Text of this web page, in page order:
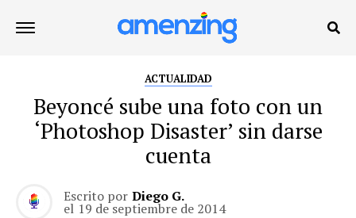
ACTUALIDAD
Beyoncé sube una foto con un
‘Photoshop Disaster’ sin darse
cuenta
Escrito por Diego G.
el 19 de septiembre de 2014